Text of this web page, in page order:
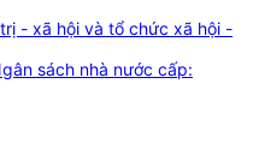
- xã hội và tổ chức xã hội -
sách nhà nước cấp: